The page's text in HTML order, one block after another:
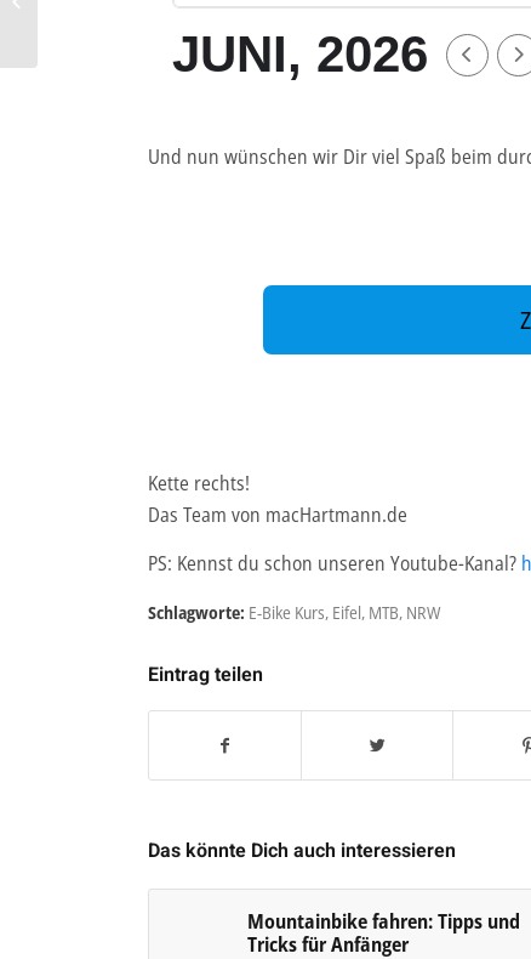
JUNI, 2026
Und nun wünschen wir Dir viel Spaß beim
Kette rechts!
Das Team von macHartmann.de
PS: Kennst du schon unseren Youtube-Kanal?
Schlagworte: E-Bike Kurs, Eifel, MTB, NRW
Eintrag teilen
Das könnte Dich auch interessieren
Mountainbike fahren: Tipps und
Tricks für Anfänger